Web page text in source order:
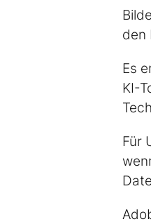
den
Es
KI-
Für